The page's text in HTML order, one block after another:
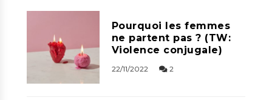
Pourquoi les femmes
ne partent pas ? (TW:
Violence conjugale)
22/11/2022 2